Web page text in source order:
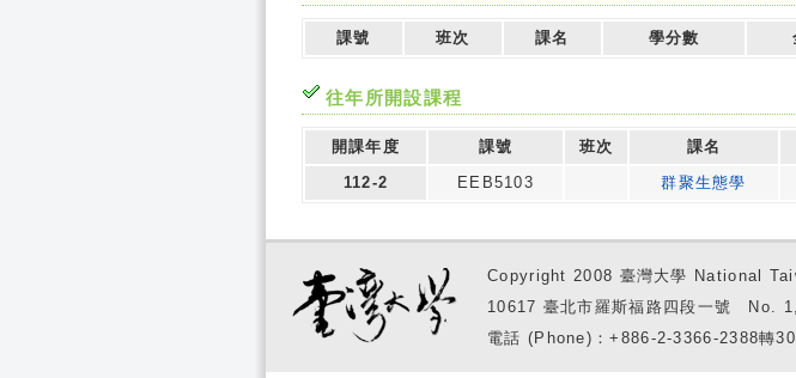
課號 班次 課名 學分數
往年所開設課程
開課年度 課號 班次 課名
112-2
EEB5103 群聚生態學
Copyright 2008 臺灣大學 National
10617 臺北市羅斯福路四段一號 No.
電話 (Phone)：+886-2-3366-2388